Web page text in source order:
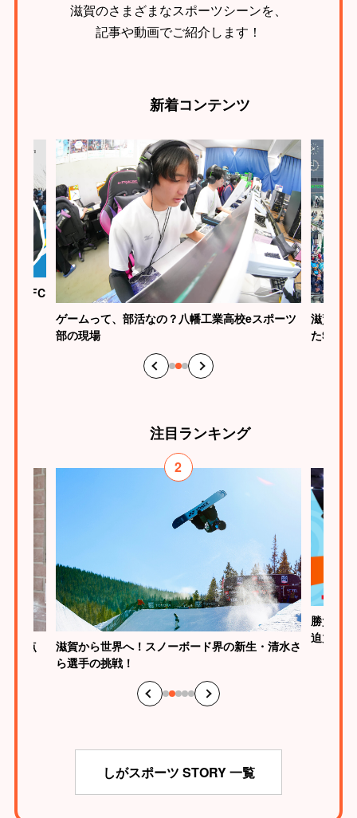
滋賀のさまざまなスポーツシーンを、
記事や動画でご紹介します！
新着コンテンツ
滋賀FC
ゲームって、部活なの？八幡工業高校eスポーツ
部の現場
滋賀ら
た
注目ランキング
原点
2
滋賀から世界へ！スノーボード界の新生・清水さ
ら選手の挑戦！
勝負は
迫力
しがスポーツ STORY 一覧